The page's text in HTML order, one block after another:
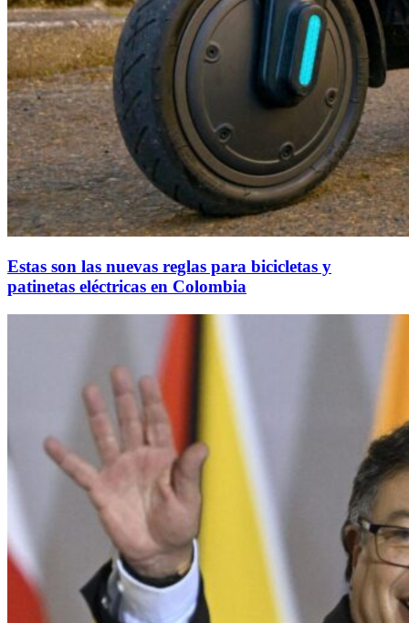
Estas son las nuevas reglas para bicicletas y
patinetas eléctricas en Colombia